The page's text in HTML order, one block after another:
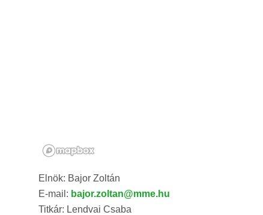
Elnök: Bajor Zoltán
E-mail: bajor.zoltan@mme.hu
Titkár: Lendvai Csaba